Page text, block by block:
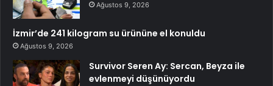
Ağustos 9, 2026
İzmir’de 241 kilogram su ürününe el konuldu
Ağustos 9, 2026
Survivor Seren Ay: Sercan, Beyza ile
evlenmeyi düşünüyordu